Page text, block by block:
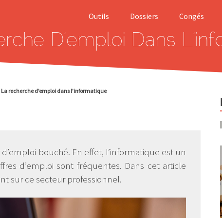
Outils
Salaire brut net
de licenciement
Simulation APL
Dossiers
Harcèlement
travail
Chèque emploi
Prime
Congés
D’emploi Dans
La recherche d’emploi dans l’informatique
bouché. En effet, l’informatique est un
d’emploi sont fréquentes. Dans cet article
sur ce secteur professionnel.